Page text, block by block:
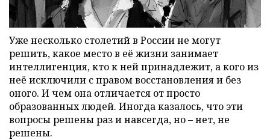
Уже несколько столетий в России не могут
решить, какое место в её жизни занимает
интеллигенция, кто к ней принадлежит, а кого из
неё исключили с правом восстановления и без
оного. И чем она отличается от просто
образованных людей. Иногда казалось, что эти
вопросы решены раз и навсегда, но – нет, не
решены.